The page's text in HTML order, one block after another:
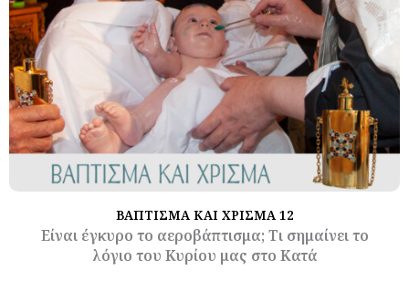
ΒΑΠΤΙΣΜΑ ΚΑΙ ΧΡΙΣΜΑ 12
Είναι έγκυρο το αεροβάπτισμα; Τι σημαίνει το
λόγιο του Κυρίου μας στο Κατά